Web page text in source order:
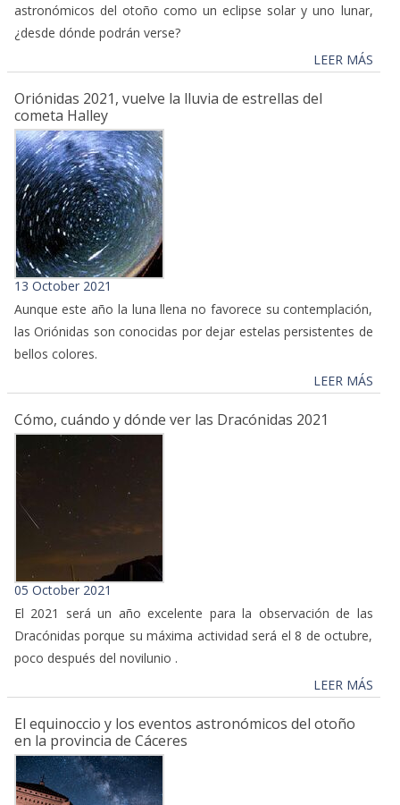
astronómicos del otoño como un eclipse solar y uno lunar,
¿desde dónde podrán verse?
LEER MÁS
Oriónidas 2021, vuelve la lluvia de estrellas del
cometa Halley
13 October 2021
Aunque este año la luna llena no favorece su contemplación,
las Oriónidas son conocidas por dejar estelas persistentes de
bellos colores.
LEER MÁS
Cómo, cuándo y dónde ver las Dracónidas 2021
05 October 2021
El 2021 será un año excelente para la observación de las
Dracónidas porque su máxima actividad será el 8 de octubre,
poco después del novilunio .
LEER MÁS
El equinoccio y los eventos astronómicos del otoño
en la provincia de Cáceres